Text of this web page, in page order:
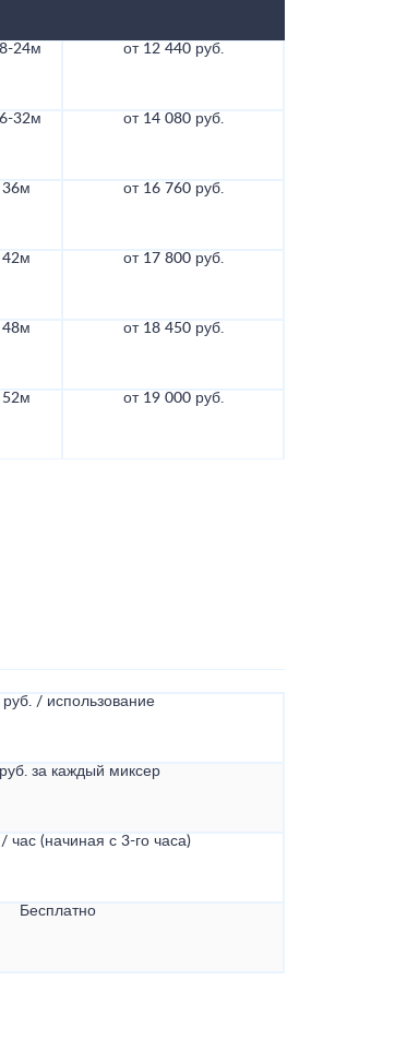
24м от 12 440 руб.
32м от 14 080 руб.
36м от 16 760 руб.
42м от 17 800 руб.
48м от 18 450 руб.
52м от 19 000 руб.
/ использование
за каждый миксер
час (начиная с 3-го часа)
Бесплатно